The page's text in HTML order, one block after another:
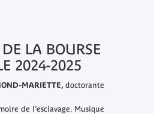
LA BOURSE
2024-2025
MARIETTE, doctorante
de l’esclavage. Musique